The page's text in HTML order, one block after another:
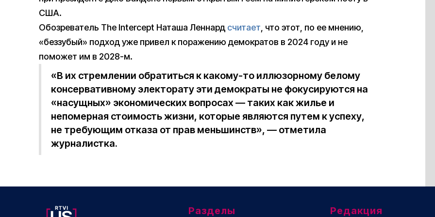
США.
Обозреватель The Intercept Наташа Леннард считает, что этот, по ее мнению,
«беззубый» подход уже привел к поражению демократов в 2024 году и не
поможет им в 2028-м.
«В их стремлении обратиться к какому-то иллюзорному белому
консервативному электорату эти демократы не фокусируются на
«насущных» экономических вопросах — таких как жилье и
непомерная стоимость жизни, которые являются путем к успеху,
не требующим отказа от прав меньшинств», — отметила
журналистка.
Разделы Редакция